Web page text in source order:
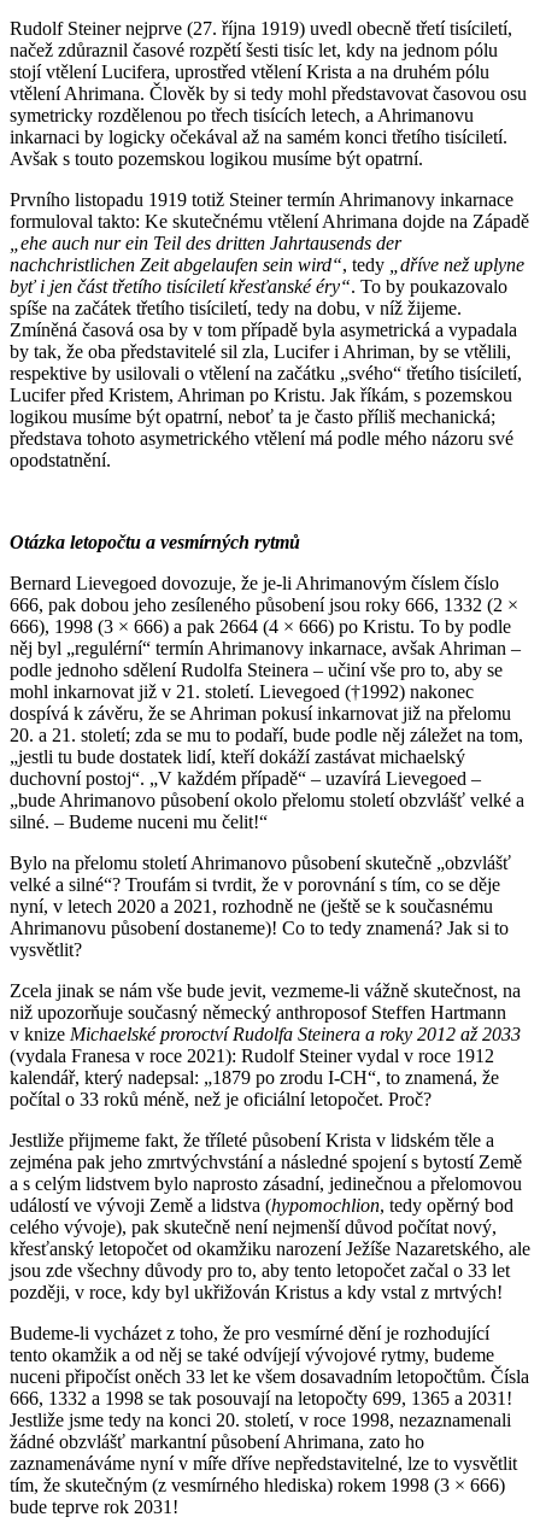
Rudolf Steiner nejprve (27. října 1919) uvedl obecně třetí tisíciletí,
načež zdůraznil časové rozpětí šesti tisíc let, kdy na jednom pólu
stojí vtělení Lucifera, uprostřed vtělení Krista a na druhém pólu
vtělení Ahrimana. Člověk by si tedy mohl představovat časovou osu
symetricky rozdělenou po třech tisících letech, a Ahrimanovu
inkarnaci by logicky očekával až na samém konci třetího tisíciletí.
Avšak s touto pozemskou logikou musíme být opatrní.
Prvního listopadu 1919 totiž Steiner termín Ahrimanovy inkarnace
formuloval takto: Ke skutečnému vtělení Ahrimana dojde na Západě
„ehe auch nur ein Teil des dritten Jahrtausends der
nachchristlichen Zeit abgelaufen sein wird“, tedy
„dříve než uplyne
byť i jen část třetího tisíciletí křesťanské éry“. To by poukazovalo
spíše na začátek třetího tisíciletí, tedy na dobu, v níž žijeme.
Zmíněná časová osa by v tom případě byla asymetrická a vypadala
by tak, že oba představitelé sil zla, Lucifer i Ahriman, by se vtělili,
respektive by usilovali o vtělení na začátku „svého“ třetího tisíciletí,
Lucifer před Kristem, Ahriman po Kristu. Jak říkám, s pozemskou
logikou musíme být opatrní, neboť ta je často příliš mechanická;
představa tohoto asymetrického vtělení má podle mého názoru své
opodstatnění.
Otázka letopočtu a vesmírných rytmů
Bernard Lievegoed dovozuje, že je-li Ahrimanovým číslem číslo
666, pak dobou jeho zesíleného působení jsou roky 666, 1332 (2 ×
666), 1998 (3 × 666) a pak 2664 (4 × 666) po Kristu. To by podle
něj byl „regulérní“ termín Ahrimanovy inkarnace, avšak Ahriman –
podle jednoho sdělení Rudolfa Steinera – učiní vše pro to, aby se
mohl inkarnovat již v 21. století. Lievegoed (†1992) nakonec
dospívá k závěru, že se Ahriman pokusí inkarnovat již na přelomu
20. a 21. století; zda se mu to podaří, bude podle něj záležet na tom,
„jestli tu bude dostatek lidí, kteří dokáží zastávat michaelský
duchovní postoj“. „V každém případě“ – uzavírá Lievegoed –
„bude Ahrimanovo působení okolo přelomu století obzvlášť velké a
silné. – Budeme nuceni mu čelit!“
Bylo na přelomu století Ahrimanovo působení skutečně „obzvlášť
velké a silné“? Troufám si tvrdit, že v porovnání s tím, co se děje
nyní, v letech 2020 a 2021, rozhodně ne (ještě se k současnému
Ahrimanovu působení dostaneme)! Co to tedy znamená? Jak si to
vysvětlit?
Zcela jinak se nám vše bude jevit, vezmeme-li vážně skutečnost, na
niž upozorňuje současný německý anthroposof Steffen Hartmann
v knize Michaelské proroctví Rudolfa Steinera a roky 2012 až 2033
(vydala Franesa v roce 2021): Rudolf Steiner vydal v roce 1912
kalendář, který nadepsal: „1879 po zrodu I-CH“, to znamená, že
počítal o 33 roků méně, než je oficiální letopočet. Proč?
Jestliže přijmeme fakt, že tříleté působení Krista v lidském těle a
zejména pak jeho zmrtvýchvstání a následné spojení s bytostí Země
a s celým lidstvem bylo naprosto zásadní, jedinečnou a přelomovou
událostí ve vývoji Země a lidstva (hypomochlion, tedy opěrný bod
celého vývoje), pak skutečně není nejmenší důvod počítat nový,
křesťanský letopočet od okamžiku narození Ježíše Nazaretského, ale
jsou zde všechny důvody pro to, aby tento letopočet začal o 33 let
později, v roce, kdy byl ukřižován Kristus a kdy vstal z mrtvých!
Budeme-li vycházet z toho, že pro vesmírné dění je rozhodující
tento okamžik a od něj se také odvíjejí vývojové rytmy, budeme
nuceni připočíst oněch 33 let ke všem dosavadním letopočtům. Čísla
666, 1332 a 1998 se tak posouvají na letopočty 699, 1365 a 2031!
Jestliže jsme tedy na konci 20. století, v roce 1998, nezaznamenali
žádné obzvlášť markantní působení Ahrimana, zato ho
zaznamenáváme nyní v míře dříve nepředstavitelné, lze to vysvětlit
tím, že skutečným (z vesmírného hlediska) rokem 1998 (3 × 666)
bude teprve rok 2031!